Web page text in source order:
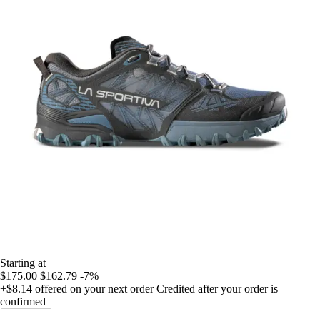
Starting at
$175.00 $162.79 -7%
+$8.14 offered on your next order Credited after your order is
confirmed